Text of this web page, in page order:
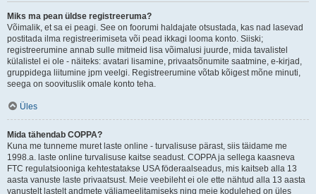
Miks ma pean üldse registreeruma?
Võimalik, et sa ei peagi. See on foorumi haldajate otsustada, kas nad lasevad
postitada ilma registreerimiseta või pead ikkagi looma konto. Siiski;
registreerumine annab sulle mitmeid lisa võimalusi juurde, mida tavalistel
külalistel ei ole - näiteks: avatari lisamine, privaatsõnumite saatmine, e-kirjad,
gruppidega liitumine jpm veelgi. Registreerumine võtab kõigest mõne minuti,
seega on soovituslik omale konto teha.
Üles
Mida tähendab COPPA?
Kuna me tunneme muret laste online - turvalisuse pärast, siis täidame me
1998.a. laste online turvalisuse kaitse seadust. COPPA ja sellega kaasneva
FTC regulatsiooniga kehtestatakse USA föderaalseadus, mis kaitseb alla 13
aasta vanuste laste privaatsust. Meie veebileht ei ole ette nähtud alla 13 aasta
vanustelt lastelt andmete väljameelitamiseks ning meie kodulehed on üles